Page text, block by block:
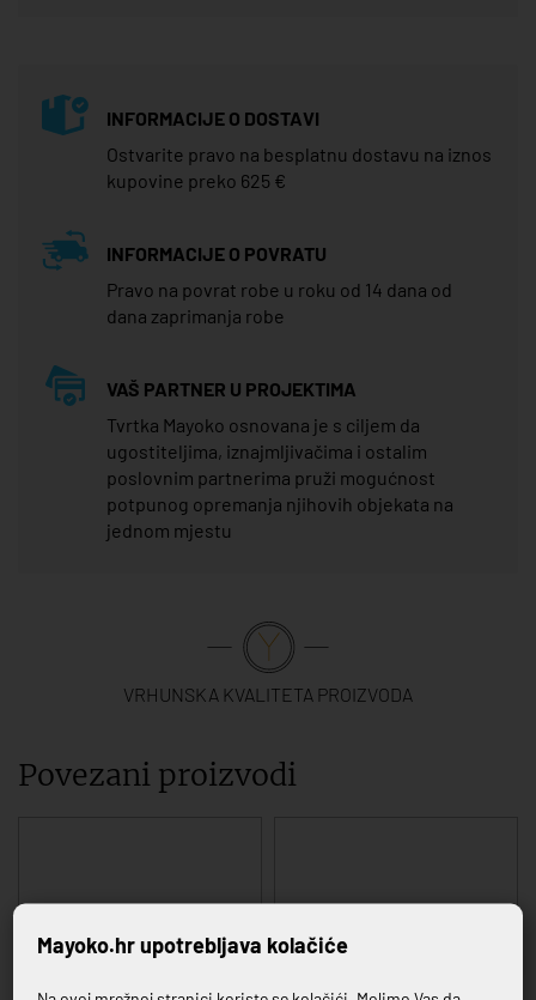
INFORMACIJE O DOSTAVI
Ostvarite pravo na besplatnu dostavu na iznos
kupovine preko 625 €
INFORMACIJE O POVRATU
Pravo na povrat robe u roku od 14 dana od
dana zaprimanja robe
VAŠ PARTNER U PROJEKTIMA
Tvrtka Mayoko osnovana je s ciljem da
ugostiteljima, iznajmljivačima i ostalim
poslovnim partnerima pruži mogućnost
potpunog opremanja njihovih objekata na
jednom mjestu
VRHUNSKA KVALITETA PROIZVODA
Povezani proizvodi
Mayoko.hr upotrebljava kolačiće